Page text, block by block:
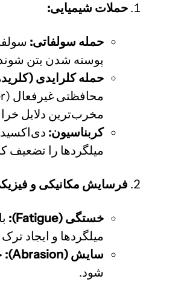
حملات شیمیایی:
حمله سولفاتی:
پوسته شدن بتن
حمله کلرایدی
محافظتی غیرفعال (Passive Layer) روی آن‌ها را از بین برده و منجر به
مخرب‌ترین دلایل
کربناسیون:
میلگردها را تضعیف
فرسایش مکانیکی و
خستگی (Fatigue):
میلگردها و ایجاد
سایش (Abrasion):
شود.